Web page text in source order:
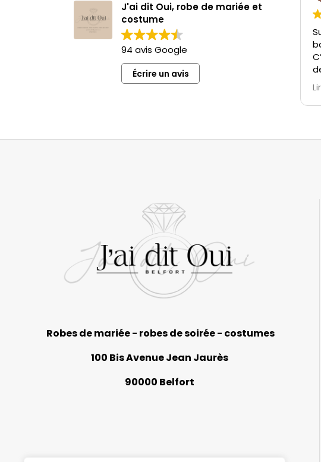
J'ai dit Oui, robe de mariée et
costume
94 avis Google
Écrire un avis
Robes de mariée - robes de soirée - costumes
100 Bis Avenue Jean Jaurès
90000 Belfort